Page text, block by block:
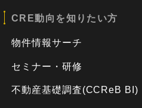
CRE動向を知りたい方
物件情報サーチ
セミナー・研修
不動産基礎調査(CCReB BI)